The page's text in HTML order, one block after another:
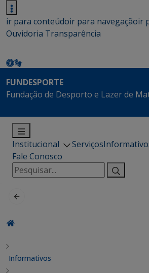
ir para conteúdoir para navegaçãoir
Ouvidoria Transparência
FUNDESPORTE
Fundação de Desporto e Lazer de
Institucional Serviços
Fale Conosco
Pesquisar
por:
Informativos